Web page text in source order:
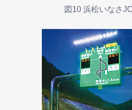
図10 浜松いなさ